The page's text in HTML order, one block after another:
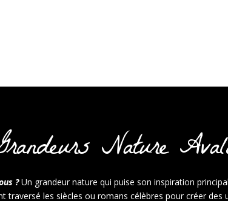
Nature
?Un grandeur nature qui puise son inspiration
traversé les siècles ou romans célèbres pour créer des